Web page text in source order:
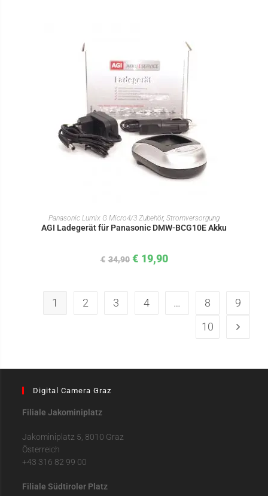
IN DEN WARENKORB
Panasonic Lumix G Micro4/3 Zubehör, Stromversorgung
AGI Ladegerät für Panasonic DMW-BCG10E Akku
€ 34,90 € 19,90
1 2 3 4 … 8
9
10
Digital Camera Graz
Filiale Jakominiplatz
Jakominiplatz 5, 8010 Graz
Österreich
+43 316 82 99 00
Filiale Südtiroler Platz